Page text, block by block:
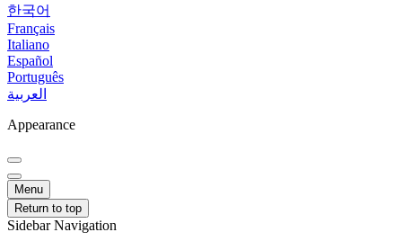
한국어
Français
Italiano
Español
Português
العربية
Appearance
Menu
Return to top
Sidebar Navigation